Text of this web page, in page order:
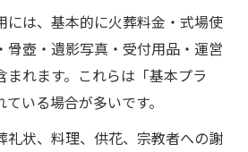
には、基本的に火葬料金・式場使
骨壺・遺影写真・受付用品・運営
まれます。これらは「基本プラ
いる場合が多いです。
礼状、料理、供花、宗教者への謝